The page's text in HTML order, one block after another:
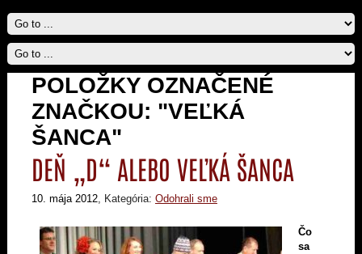
POLOŽKY OZNAČENÉ
ZNAČKOU: "VEĽKÁ
ŠANCA"
DEŇ „D“ ALEBO VEĽKÁ ŠANCA
10. mája 2012, Kategória: Odohrali sme
Čo
sa